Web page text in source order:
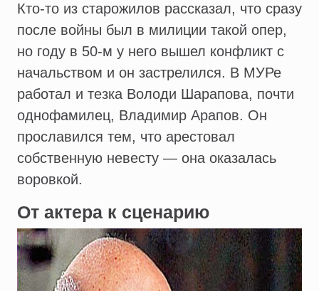
Кто-то из старожилов рассказал, что сразу
после войны был в милиции такой опер,
но году в 50-м у него вышел конфликт с
начальством и он застрелился. В МУРе
работал и тезка Володи Шарапова, почти
однофамилец, Владимир Арапов. Он
прославился тем, что арестовал
собственную невесту — она оказалась
воровкой.
От актера к сценарию